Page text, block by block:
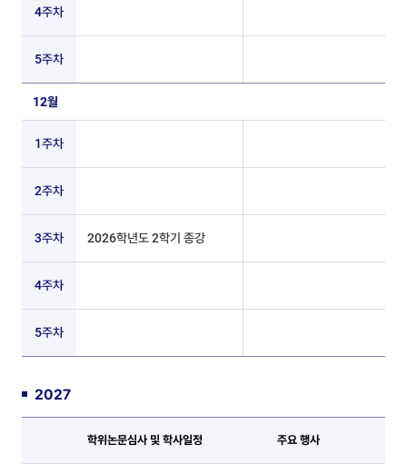
4주차
5주차
12월
1주차
2주차
3주차 2026학년도 2학기 종강
4주차
5주차
2027
학위논문심사 및 학사일정 주요 행사